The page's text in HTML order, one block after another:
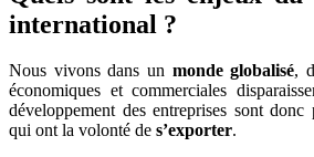
international ?
Nous vivons dans un monde globalisé,
économiques et commerciales
développement des entreprises sont
qui ont la volonté de s’exporter.